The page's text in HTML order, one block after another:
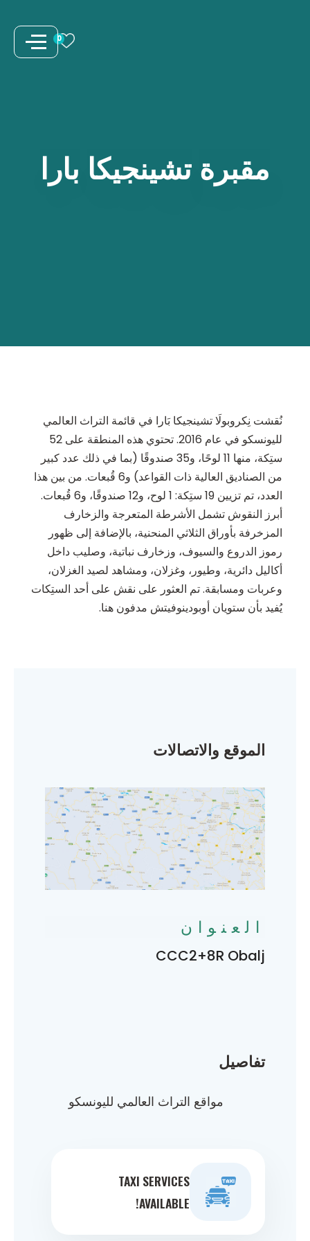
0
مقبرة تشينجيكا بارا
نُقشت نِكروبولَا تشينجيكا بَارا في قائمة التراث العالمي
لليونسكو في عام 2016. تحتوي هذه المنطقة على 52
ستِكة، منها 11 لوحًا، و35 صندوقًا (بما في ذلك عدد كبير
من الصناديق العالية ذات القواعد) و6 قُبعات. من بين هذا
العدد، تم تزيين 19 ستِكة: 1 لوح، و12 صندوقًا، و6 قُبعات.
أبرز النقوش تشمل الأشرطة المتعرجة والزخارف
المزخرفة بأوراق الثلاثي المنحنية، بالإضافة إلى ظهور
رموز الدروع والسيوف، وزخارف نباتية، وصليب داخل
أكاليل دائرية، وطيور، وغزلان، ومشاهد لصيد الغزلان،
وعربات ومسابقة. تم العثور على نقش على أحد الستِكات
يُفيد بأن ستويان أوبودينوفيتش مدفون هنا.
تفاصيل
مواقع التراث العالمي لليونسكو
TAXI SERVICES
AVAILABLE!
الموقع والاتصالات
العنوان
CCC2+8R Obalj